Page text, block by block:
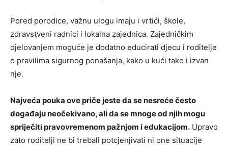
Pored porodice, važnu ulogu imaju i vrtići, škole,
zdravstveni radnici i lokalna zajednica. Zajedničkim
djelovanjem moguće je dodatno educirati djecu i roditelje
o pravilima sigurnog ponašanja, kako u kući tako i izvan
nje.
Najveća pouka ove priče jeste da se nesreće često
događaju neočekivano, ali da se mnoge od njih mogu
spriječiti pravovremenom pažnjom i edukacijom. Upravo
zato roditelji ne bi trebali potcjenjivati ni one situacije